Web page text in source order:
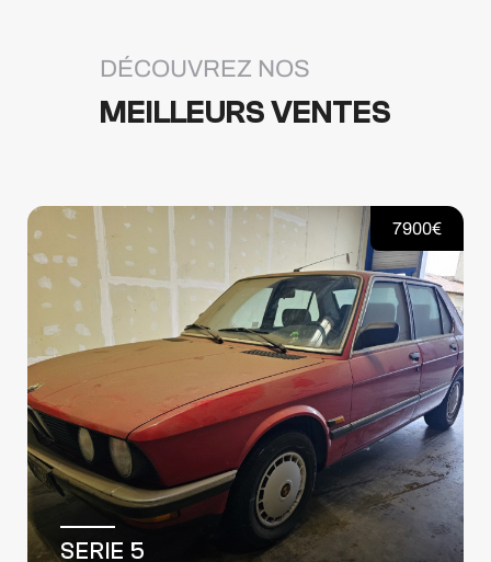
DÉCOUVREZ NOS
MEILLEURS VENTES
19900€
TRAFIC III FG